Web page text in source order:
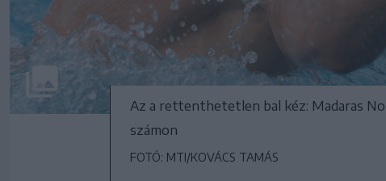
Az a rettenthetetlen bal kéz: Madaras
számon
FOTÓ: MTI/KOVÁCS TAMÁS